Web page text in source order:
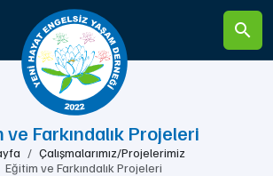
Çalışmalarımız/Projelerimiz
Eğitim ve Farkındalık Projeleri
ve Farkındalık Projeleri